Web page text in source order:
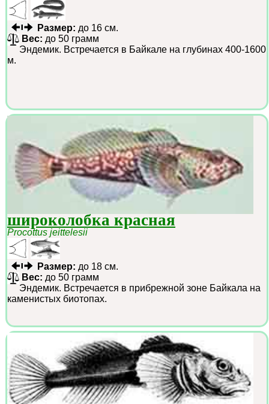
Размер: до 16 см.
Вес: до 50 грамм
Эндемик. Встречается в Байкале на глубинах 400-1600
м.
широколобка красная
Procottus jeittelesii
Размер: до 18 см.
Вес: до 50 грамм
Эндемик. Встречается в прибрежной зоне Байкала на
каменистых биотопах.